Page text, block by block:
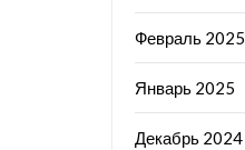
Февраль 2025
Январь 2025
Декабрь 2024